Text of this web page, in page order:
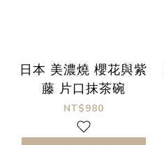
日本 美濃燒 櫻花與紫
藤 片口抹茶碗
NT$980